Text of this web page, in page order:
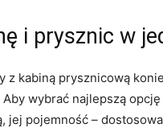
i prysznic w
z kabiną prysznicową
wybrać najlepszą
jej pojemność –